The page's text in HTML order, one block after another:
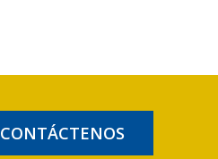
CONTÁCTENOS